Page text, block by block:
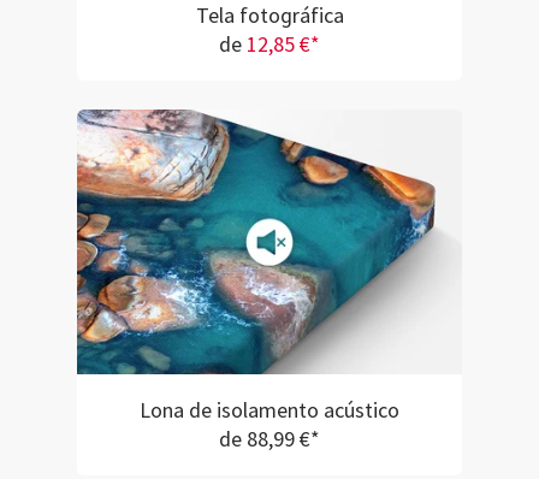
Tela fotográfica
de 12,85 €*
Lona de isolamento acústico
de 88,99 €*